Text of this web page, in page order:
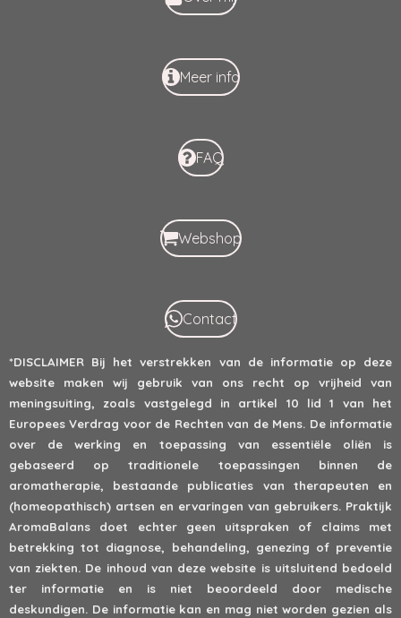
Meer info
FAQ
Webshop
Contact
*DISCLAIMER Bij het verstrekken van de informatie op deze
website maken wij gebruik van ons recht op vrijheid van
meningsuiting, zoals vastgelegd in artikel 10 lid 1 van het
Europees Verdrag voor de Rechten van de Mens. De informatie
over de werking en toepassing van essentiële oliën is
gebaseerd op traditionele toepassingen binnen de
aromatherapie, bestaande publicaties van therapeuten en
(homeopathisch) artsen en ervaringen van gebruikers. Praktijk
AromaBalans doet echter geen uitspraken of claims met
betrekking tot diagnose, behandeling, genezing of preventie
van ziekten. De inhoud van deze website is uitsluitend bedoeld
ter informatie en is niet beoordeeld door medische
deskundigen. De informatie kan en mag niet worden gezien als